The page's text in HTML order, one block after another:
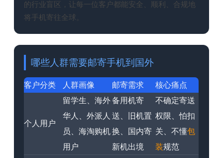
的行业盲区，让每一位客户都能安全、顺利、合规地
将手机寄往全球。
哪些人群需要邮寄手机到国外
客户分类 人群画像 邮寄需求 核心痛点
个人用户
留学生、海外
华人、外派人
员、海淘购机
用户
备用机寄
送、旧机置
换、国内寄
新机出境
不确定寄送
权限、怕扣
关、不懂包
装规范